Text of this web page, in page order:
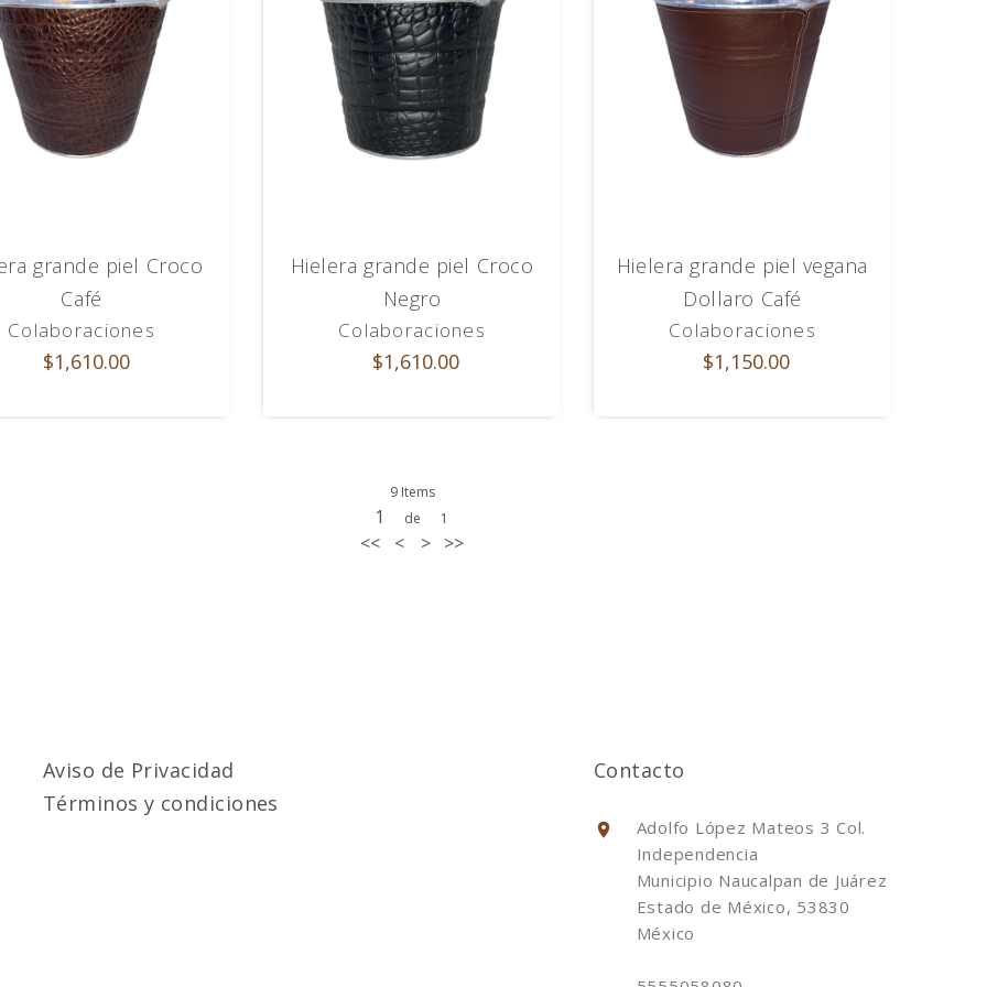
grande piel Croco
Café
Colaboraciones
$1,610.00
Hielera grande piel Croco
Negro
Colaboraciones
$1,610.00
Hielera grande piel vegana
Dollaro Café
Colaboraciones
$1,150.00
9 Items
1 de 1
<< < > >>
Aviso de Privacidad
Términos y condiciones
Contacto
Adolfo López Mateos 3 Col.
Independencia
Municipio Naucalpan de Juárez
Estado de México, 53830
México